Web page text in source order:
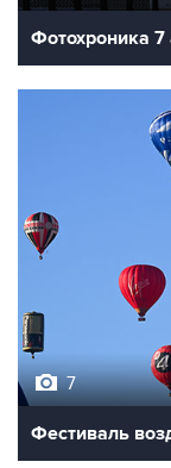
Фестиваль